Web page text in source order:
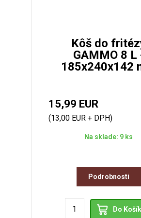
Kôš do
GAMMO 8 L
185x240x142
15,99 EUR
(13,00 EUR + DPH)
Na sklade: 9 ks
Podrobnosti
Do